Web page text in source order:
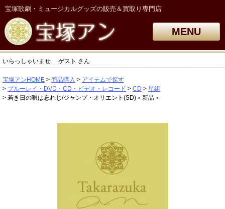
宝塚歌劇・ミュージカルグッズの販売＆買取り専門店
MENU
いらっしゃいませ ゲスト さん
宝塚アンHOME 商品購入
アイテムで探す
ブルーレイ・DVD・CD・ビデオ・レコード
CD
星組
若き日の唄は忘れじ/ジャンプ・オリエント(SD)＜新品＞